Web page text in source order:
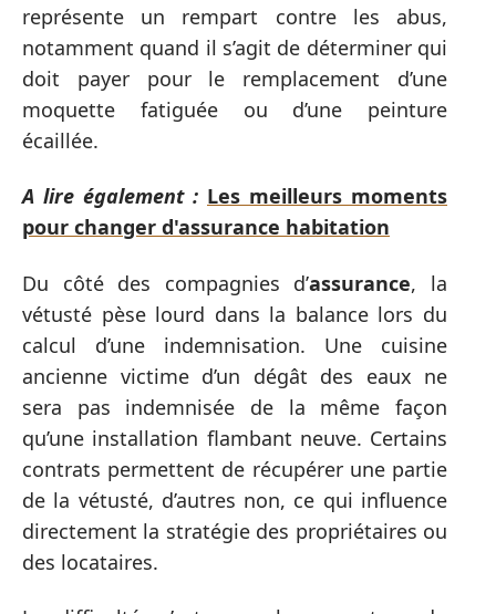
représente un rempart contre les abus,
notamment quand il s’agit de déterminer qui
doit payer pour le remplacement d’une
moquette fatiguée ou d’une peinture
écaillée.
A lire également : Les meilleurs moments
pour changer d'assurance habitation
Du côté des compagnies d’assurance, la
vétusté pèse lourd dans la balance lors du
calcul d’une indemnisation. Une cuisine
ancienne victime d’un dégât des eaux ne
sera pas indemnisée de la même façon
qu’une installation flambant neuve. Certains
contrats permettent de récupérer une partie
de la vétusté, d’autres non, ce qui influence
directement la stratégie des propriétaires ou
des locataires.